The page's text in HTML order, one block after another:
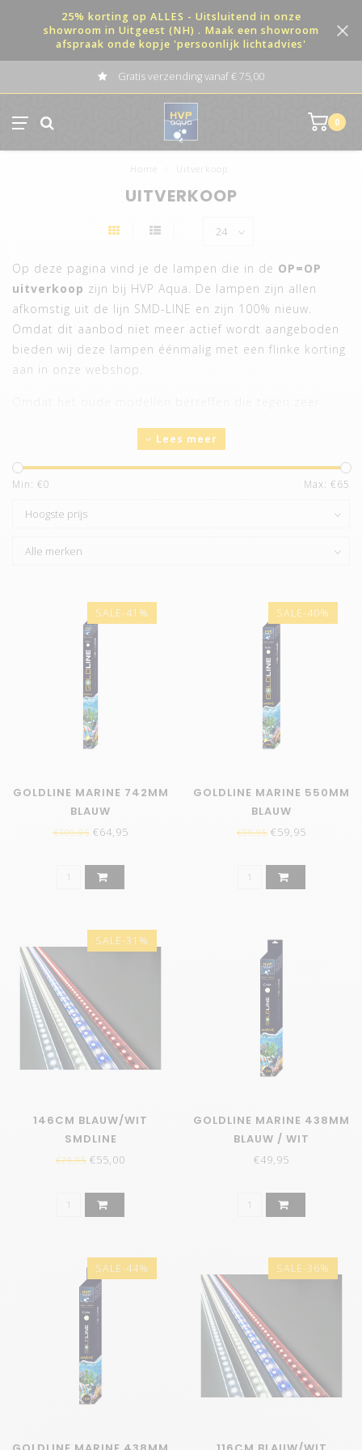
25% korting op ALLES - Uitsluitend in onze
showroom in Uitgeest (NH) . Maak een showroom
afspraak onde kopje 'persoonlijk lichtadvies'
Gratis verzending vanaf € 75,00
0
Home Uitverkoop
UITVERKOOP
Op deze pagina vind je de lampen die in de OP=OP
uitverkoop zijn bij HVP Aqua. De lampen zijn allen
afkomstig uit de lijn SMD-LINE en zijn 100% nieuw.
Omdat dit aanbod niet meer actief wordt aangeboden
bieden wij deze lampen éénmalig met een flinke korting
aan in onze webshop.
Lees meer
Min: €0 Max: €65
SALE-41%
GOLDLINE MARINE 742MM
BLAUW
€109,95€64,95
SALE-40%
GOLDLINE MARINE 550MM
BLAUW
€99,95 €59,95
SALE-31%
146CM BLAUW/WIT
SMDLINE
€79,95 €55,00
GOLDLINE MARINE 438MM
BLAUW / WIT
€49,95
SALE-44% SALE-36%